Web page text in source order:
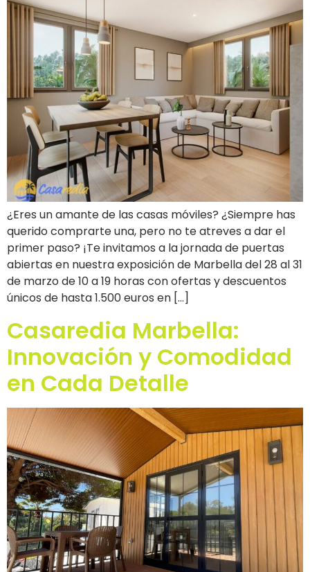
¿Eres un amante de las casas móviles? ¿Siempre has
querido comprarte una, pero no te atreves a dar el
primer paso? ¡Te invitamos a la jornada de puertas
abiertas en nuestra exposición de Marbella del 28 al 31
de marzo de 10 a 19 horas con ofertas y descuentos
únicos de hasta 1.500 euros en […]
Casaredia Marbella:
Innovación y Comodidad
en Cada Detalle